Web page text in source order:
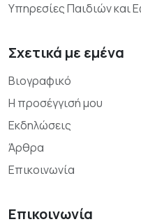
Υπηρεσίες Παιδιών και
Σχετικά με εμένα
Βιογραφικό
Η προσέγγισή μου
Εκδηλώσεις
Άρθρα
Επικοινωνία
Επικοινωνία